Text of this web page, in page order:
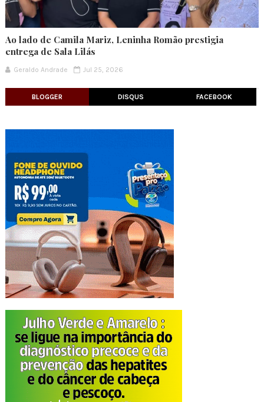
Ao lado de Camila Mariz, Leninha Romão prestigia
entrega de Sala Lilás
Geraldo Andrade Jul 25, 2026
BLOGGER DISQUS FACEBOOK